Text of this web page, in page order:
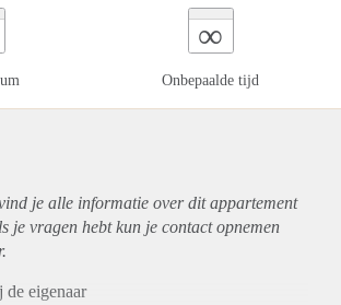
∞
Onbepaalde tijd
je alle informatie over ditappartement
je vragen hebt kun je contact opnemen
eigenaar